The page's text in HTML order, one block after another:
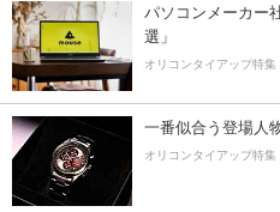
パソコンメーカー
選」
オリコンタイアップ特集
一番似合う登場人
オリコンタイアップ特集